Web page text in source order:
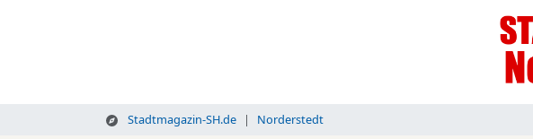
Stadtmagazin-SH.de Norderstedt